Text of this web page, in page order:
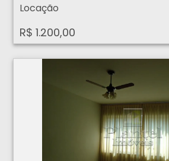
Locação
R$ 1.200,00